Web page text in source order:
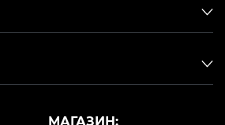
МАГАЗИН: